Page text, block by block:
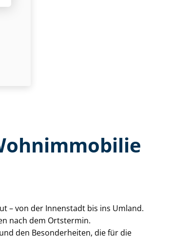
– von der Innenstadt bis ins Umland.
nach dem Ortstermin.
den Besonderheiten, die für die